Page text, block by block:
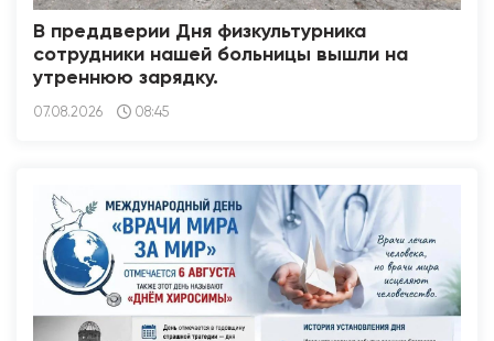
В преддверии Дня физкультурника
сотрудники нашей больницы вышли на
утреннюю зарядку.
07.08.2026 08:45